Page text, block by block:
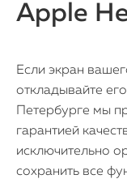
Mac Mini
О нас
Контакты
Статьи
Apple
Если экран
откладывайте
Петербурге мы
гарантией
исключительно
сохранить все